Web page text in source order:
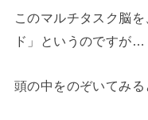
このマルチタスク脳
ド」というのですが…
頭の中をのぞいてみ